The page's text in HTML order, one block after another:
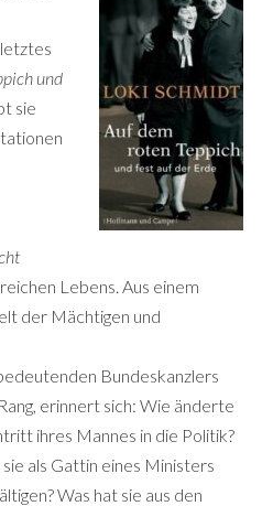
und
sie
Lebens. Aus einem
der Mächtigen und
Bundeskanzlers
erinnert sich: Wie änderte
ihres Mannes in die Politik?
als Gattin eines Ministers
Was hat sie aus den